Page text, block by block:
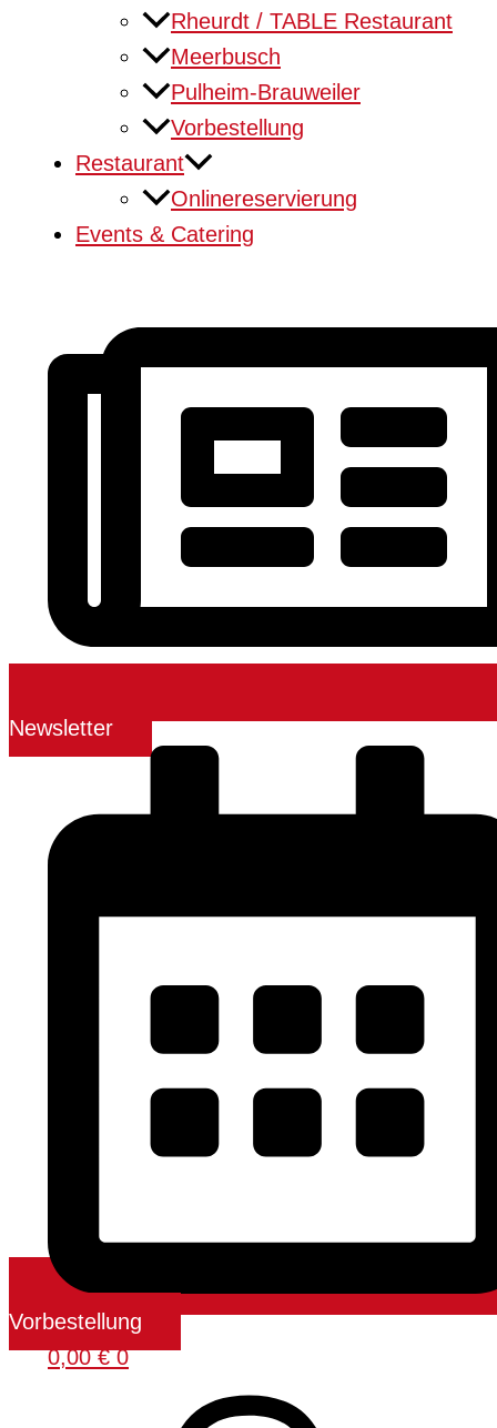
Rheurdt / TABLE Restaurant
Meerbusch
Pulheim-Brauweiler
Vorbestellung
Restaurant
Onlinereservierung
Events & Catering
Newsletter
Vorbestellung
0,00€ 0